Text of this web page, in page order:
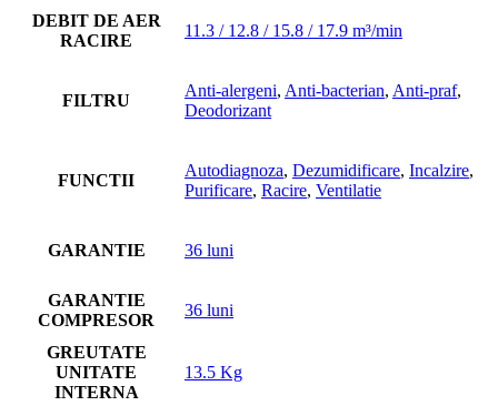
DEBIT DE AER
RACIRE
11.3 / 12.8 / 15.8 / 17.9 m³/min
FILTRU
Anti-alergeni, Anti-bacterian, Anti-praf,
Deodorizant
FUNCTII
Autodiagnoza, Dezumidificare, Incalzire,
Purificare, Racire, Ventilatie
GARANTIE 36 luni
GARANTIE
COMPRESOR
36 luni
GREUTATE
UNITATE
INTERNA
13.5 Kg